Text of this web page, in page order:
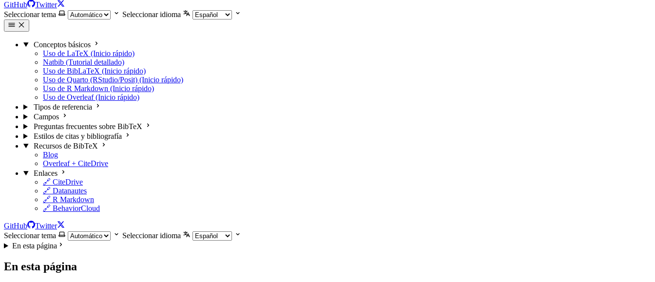
GitHub
Twitter
Seleccionar tema
Seleccionar idioma
Conceptos básicos
Uso de LaTeX (Inicio rápido)
Natbib (Tutorial detallado)
Uso de BibLaTeX (Inicio rápido)
Uso de Quarto (RStudio/Posit) (Inicio rápido)
Uso de R Markdown (Inicio rápido)
Uso de Overleaf (Inicio rápido)
Tipos de referencia
Campos
Preguntas frecuentes sobre BibTeX
Estilos de citas y bibliografía
Recursos de BibTeX
Blog
Overleaf + CiteDrive
Enlaces
🔗 CiteDrive
🔗 Datanautes
🔗 R Markdown
🔗 BehaviorCloud
GitHub
Twitter
Seleccionar tema
Seleccionar idioma
En esta página
En esta página